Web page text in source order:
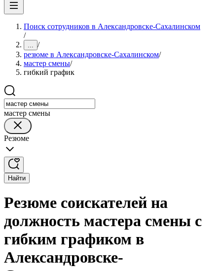
Поиск сотрудников в Александровске-Сахалинском
/
... /
резюме в Александровске-Сахалинском/
мастер смены/
гибкий график
мастер смены
Резюме
Найти
Резюме соискателей на
должность мастера смены с
гибким графиком в
Александровске-